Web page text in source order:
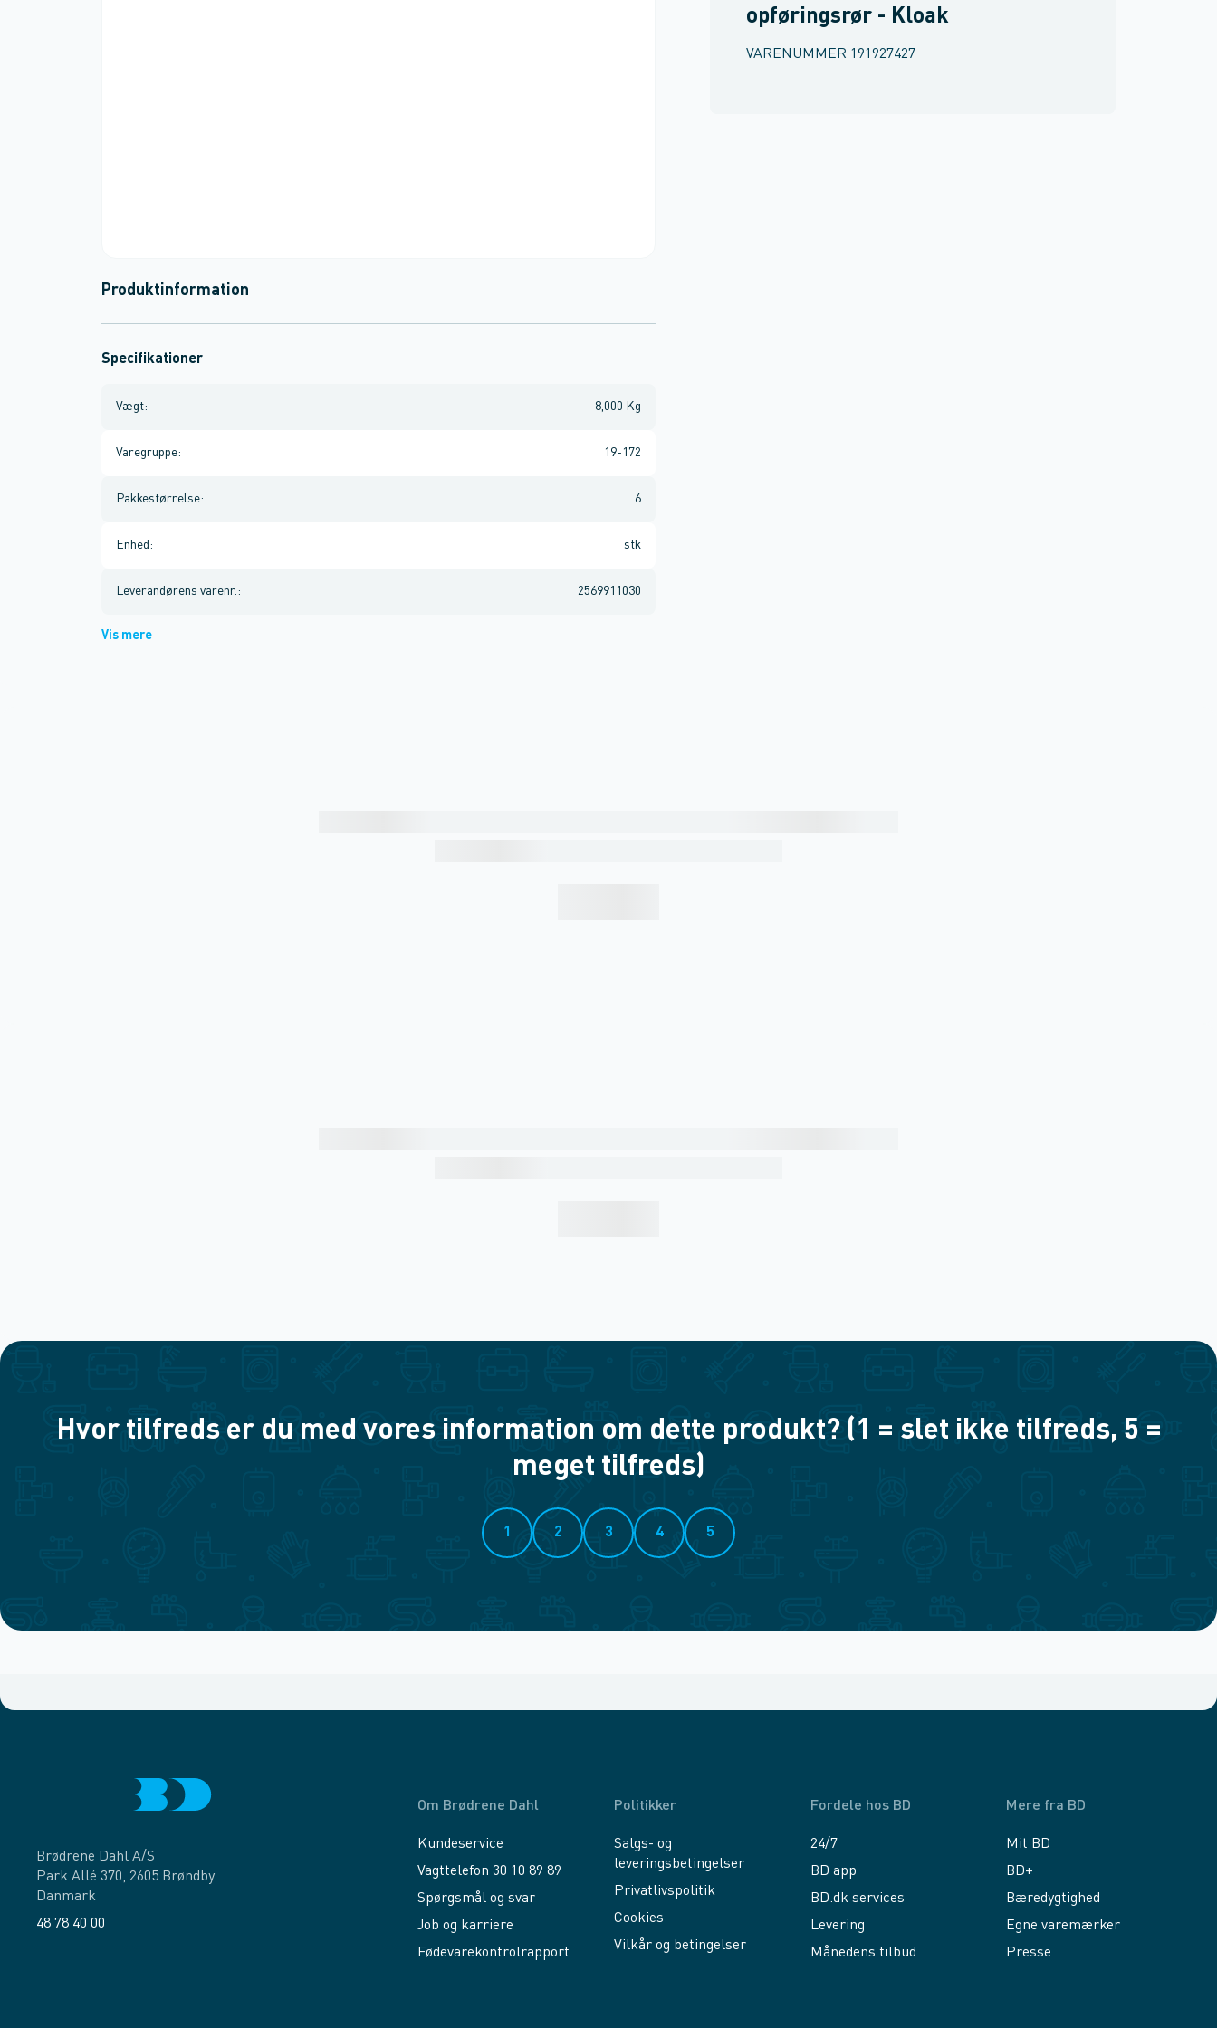
opføringsrør - Kloak
VARENUMMER 191927427
Produktinformation
Specifikationer
Vægt: 8,000 Kg
Varegruppe: 19-172
Pakkestørrelse: 6
Enhed : stk
Leverandørens varenr. : 2569911030
Vis mere
Hvor tilfreds er du med vores information om dette produkt? (1 = slet ikke tilfreds, 5 =
meget tilfreds)
1 2 3 4 5
Brødrene Dahl A/S
Park Allé 370, 2605 Brøndby
Danmark
48 78 40 00
Om Brødrene Dahl
Kundeservice
Vagttelefon 30 10 89 89
Spørgsmål og svar
Job og karriere
Fødevarekontrolrapport
Politikker
Salgs- og
leveringsbetingelser
Privatlivspolitik
Cookies
Vilkår og betingelser
Fordele hos BD
24/7
BD app
BD.dk services
Levering
Månedens tilbud
Mere fra BD
Mit BD
BD+
Bæredygtighed
Egne varemærker
Presse